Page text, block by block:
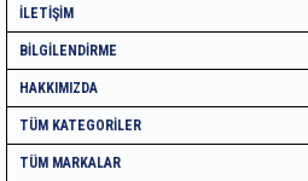
İLETIŞIM
BILGILENDIRME
HAKKIMIZDA
TÜM KATEGORILER
TÜM MARKALAR